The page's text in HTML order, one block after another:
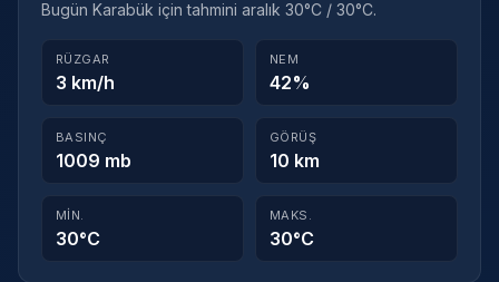
Bugün Karabük için tahmini aralık 30°C / 30°C.
RÜZGAR
3 km/h
NEM
42%
BASINÇ
1009 mb
GÖRÜŞ
10 km
MIN.
30°C
MAKS.
30°C